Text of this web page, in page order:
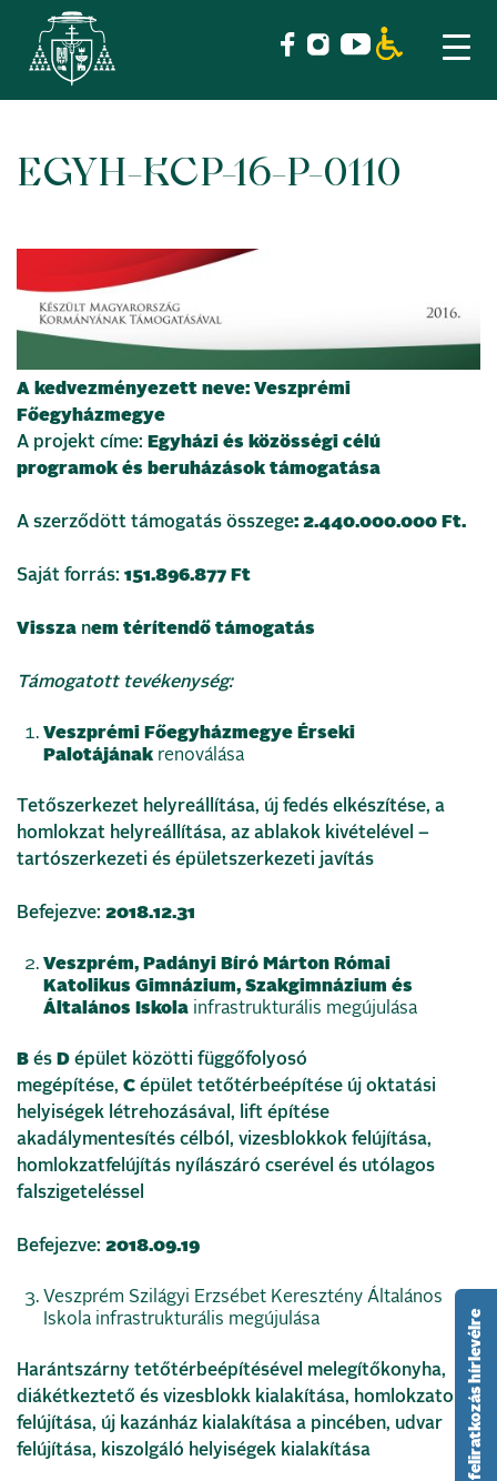
SkipEGYH-KCP-16-P-0110
A kedvezményezett neve: Veszprémi
Főegyházmegye
A projekt címe: Egyházi és közösségi célú
programok és beruházások támogatása
A szerződött támogatás összege: 2.440.000.000 Ft.
Saját forrás: 151.896.877 Ft
Vissza nem térítendő támogatás
Támogatott tevékenység:
Veszprémi Főegyházmegye Érseki
Palotájának renoválása
Tetőszerkezet helyreállítása, új fedés elkészítése, a
homlokzat helyreállítása, az ablakok kivételével –
tartószerkezeti és épületszerkezeti javítás
Befejezve: 2018.12.31
Veszprém, Padányi Bíró Márton Római
Katolikus Gimnázium, Szakgimnázium és
Általános Iskola infrastrukturális megújulása
B és D épület közötti függőfolyosó
megépítése, C épület tetőtérbeépítése új oktatási
helyiségek létrehozásával, lift építése
akadálymentesítés célból, vizesblokkok felújítása,
homlokzatfelújítás nyílászáró cserével és utólagos
falszigeteléssel
Befejezve: 2018.09.19
Veszprém Szilágyi Erzsébet Keresztény Általános
Iskola infrastrukturális megújulása
Harántszárny tetőtérbeépítésével melegítőkonyha,
diákétkeztető és vizesblokk kialakítása, homlokzatok
felújítása, új kazánház kialakítása a pincében, udvar
felújítása, kiszolgáló helyiségek kialakítása
feliratkozás hírlevélre